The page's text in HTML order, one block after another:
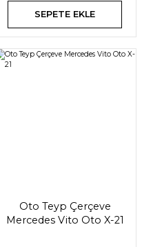
SEPETE EKLE
Oto Teyp Çerçeve
Mercedes Vito Oto X-21